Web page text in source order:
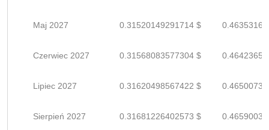
Maj 2027 0.31520149291714 $
Czerwiec 2027 0.31568083577304 $
Lipiec 2027 0.31620498567422 $
Sierpień 2027 0.31681226402573 $